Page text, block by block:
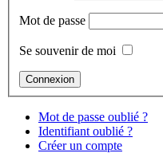
Mot de passe
Se souvenir de moi
Mot de passe oublié ?
Identifiant oublié ?
Créer un compte